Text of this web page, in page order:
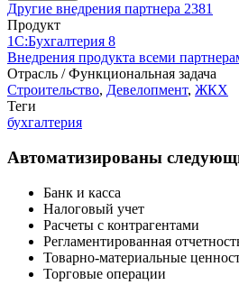
Другие внедрения партнера 2381
Продукт
1С:Бухгалтерия 8
Внедрения продукта всеми
Отрасль / Функциональная задача
Строительство, Девелопмент, ЖКХ
Теги
бухгалтерия
Автоматизированы
Банк и касса
Налоговый учет
Расчеты с контрагентами
Регламентированная
Товарно-материальные
Торговые операции